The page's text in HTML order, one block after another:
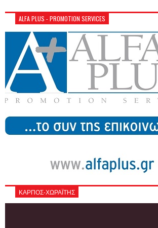
ALFA PLUS - PROMOTION SERVICES
ΚΑΡΠΟΣ-ΧΩΡΑΪΤΗΣ